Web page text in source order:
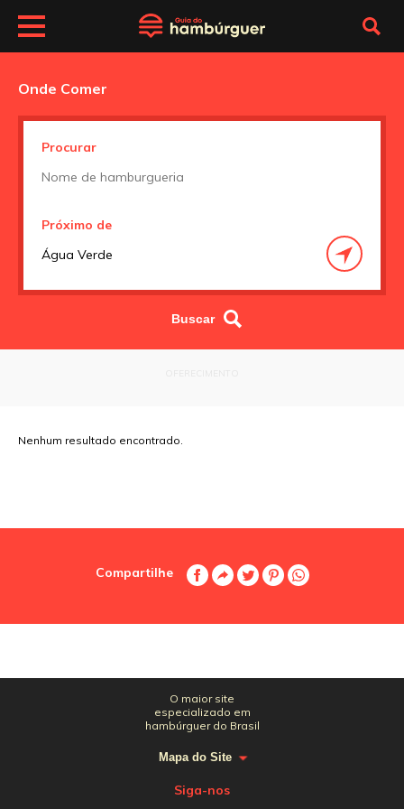
Onde Comer
Procurar
Próximo de
Nenhum resultado encontrado.
Compartilhe
O maior site
especializado em
hambúrguer do Brasil
Mapa do Site
Siga-nos